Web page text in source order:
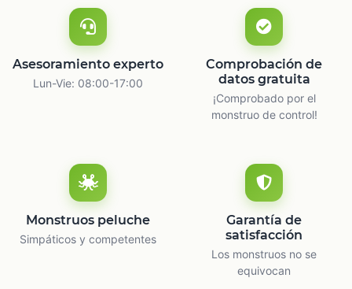
Asesoramiento experto
Lun-Vie: 08:00-17:00
Comprobación de
datos gratuita
¡Comprobado por el
monstruo de control!
Monstruos peluche
Simpáticos y competentes
Garantía de
satisfacción
Los monstruos no se
equivocan